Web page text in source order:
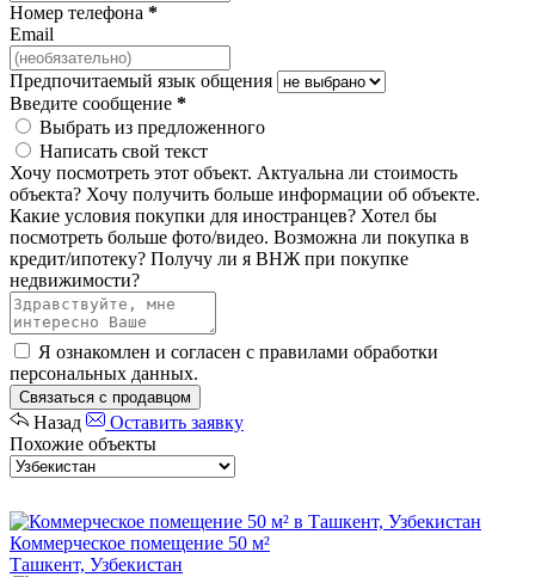
Номер телефона *
Email
Предпочитаемый язык общения
Введите сообщение *
Выбрать из предложенного
Написать свой текст
Хочу посмотреть этот объект. Актуальна ли стоимость
объекта? Хочу получить больше информации об объекте.
Какие условия покупки для иностранцев? Хотел бы
посмотреть больше фото/видео. Возможна ли покупка в
кредит/ипотеку? Получу ли я ВНЖ при покупке
недвижимости?
Я ознакомлен и согласен с правилами обработки
персональных данных.
Связаться с продавцом
Назад
Оставить заявку
Похожие объекты
Коммерческое помещение 50 м²
Ташкент, Узбекистан